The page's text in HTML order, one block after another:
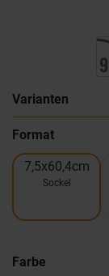
Varianten
Format
7,5x60,4cm
Sockel
Farbe